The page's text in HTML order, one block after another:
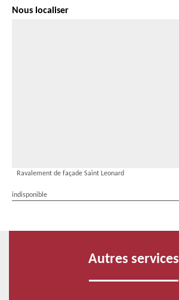
Nous localiser
Ravalement de façade Saint Leonard
indisponible
Autres services